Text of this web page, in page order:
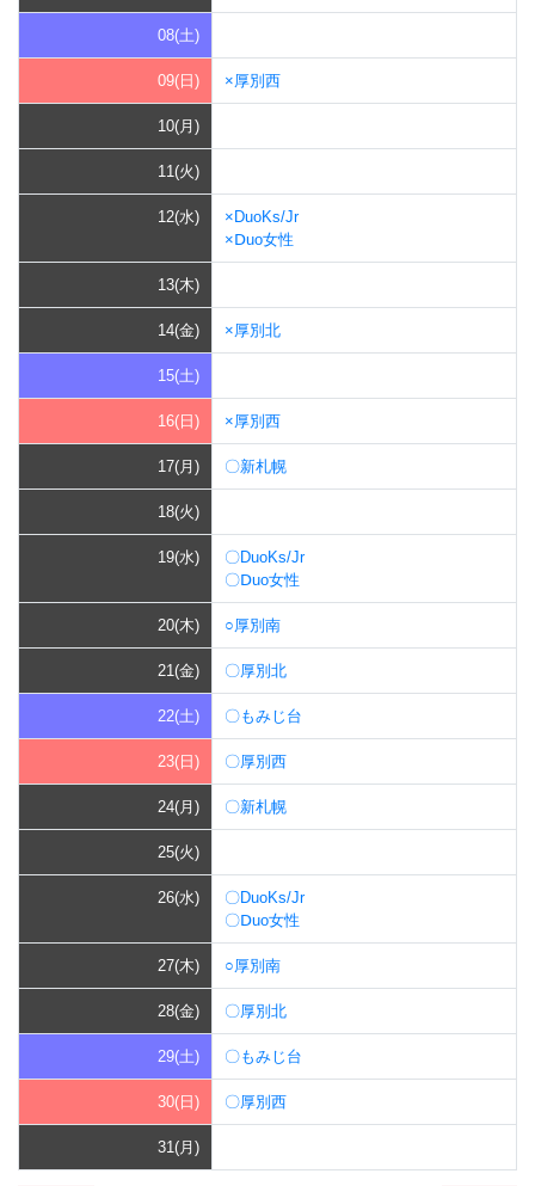
08(土)
09(日) ×厚別西
10(月)
11(火)
12(水)
×DuoKs/Jr
×Ⅾuo女性
13(木)
14(金) ×厚別北
15(土)
16(日) ×厚別西
17(月) 〇新札幌
18(火)
19(水)
〇DuoKs/Jr
〇Ⅾuo女性
20(木) ○厚別南
21(金) 〇厚別北
22(土) 〇もみじ台
23(日) 〇厚別西
24(月) 〇新札幌
25(火)
26(水)
〇DuoKs/Jr
〇Ⅾuo女性
27(木) ○厚別南
28(金) 〇厚別北
29(土) 〇もみじ台
30(日) 〇厚別西
31(月)